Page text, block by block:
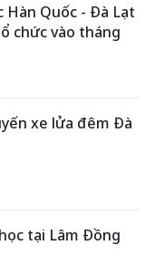
Hàn Quốc - Đà Lạt
chức vào tháng
xe lửa đêm Đà
tại Lâm Đồng